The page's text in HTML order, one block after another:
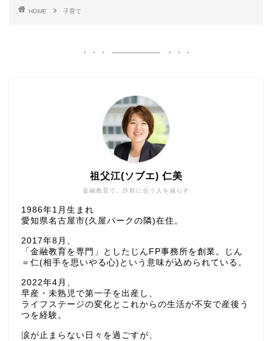
HOME 子育て
金融教育で、詐欺に合う人を減らす
祖父江(ソブエ) 仁美
1986年1月生まれ
愛知県名古屋市(久屋パークの隣)在住。
2017年8月、
「金融教育を専門」としたじんFP事務所を創業。じん
＝仁(相手を思いやる心)という意味が込められている。
2022年4月、
早産・未熟児で第一子を出産し、
ライフステージの変化とこれからの生活が不安で産後う
つを経験。
涙が止まらない日々を過ごすが、